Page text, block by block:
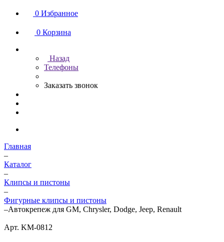
0 Избранное
0 Корзина
Назад
Телефоны
Заказать звонок
Главная
–
Каталог
–
Клипсы и пистоны
–
Фигурные клипсы и пистоны
–Автокрепеж для GM, Chrysler, Dodge, Jeep, Renault
Арт. KM-0812